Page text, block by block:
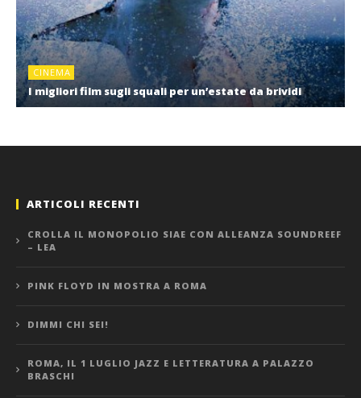
CINEMA
I migliori film sugli squali per un’estate da brividi
ARTICOLI RECENTI
CROLLA IL MONOPOLIO SIAE CON ALLEANZA SOUNDREEF
– LEA
PINK FLOYD IN MOSTRA A ROMA
DIMMI CHI SEI!
ROMA, IL 1 LUGLIO JAZZ E LETTERATURA A PALAZZO
BRASCHI